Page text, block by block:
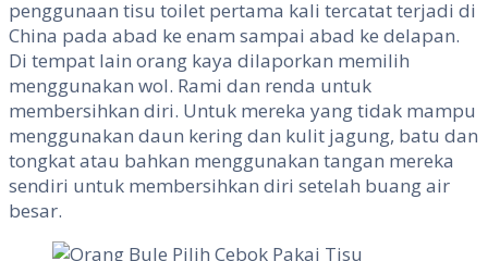
penggunaan tisu toilet pertama kali tercatat terjadi di
China pada abad ke enam sampai abad ke delapan.
Di tempat lain orang kaya dilaporkan memilih
menggunakan wol. Rami dan renda untuk
membersihkan diri. Untuk mereka yang tidak mampu
menggunakan daun kering dan kulit jagung, batu dan
tongkat atau bahkan menggunakan tangan mereka
sendiri untuk membersihkan diri setelah buang air
besar.